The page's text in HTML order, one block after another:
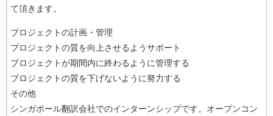
て頂きます。
プロジェクトの計画・管理
プロジェクトの質を向上させるようサポート
プロジェクトが期間内に終わるように管理する
プロジェクトの質を下げないように努力する
その他
シンガポール翻訳会社でのインターンシップです。オープンコン